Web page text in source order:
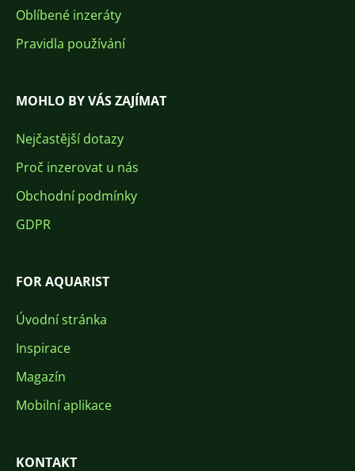
Oblíbené inzeráty
Pravidla používání
MOHLO BY VÁS ZAJÍMAT
Nejčastější dotazy
Proč inzerovat u nás
Obchodní podmínky
GDPR
FOR AQUARIST
Úvodní stránka
Inspirace
Magazín
Mobilní aplikace
KONTAKT